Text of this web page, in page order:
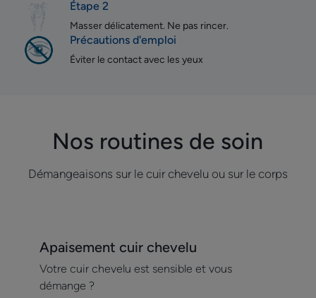
Étape 2
Masser délicatement. Ne pas rincer.
Précautions d'emploi
Éviter le contact avec les yeux
Nos routines de soin
Démangeaisons sur le cuir chevelu ou sur le corps
Apaisement
cuir
chevelu
Apaisement cuir chevelu
Votre cuir chevelu est sensible et vous
démange ?